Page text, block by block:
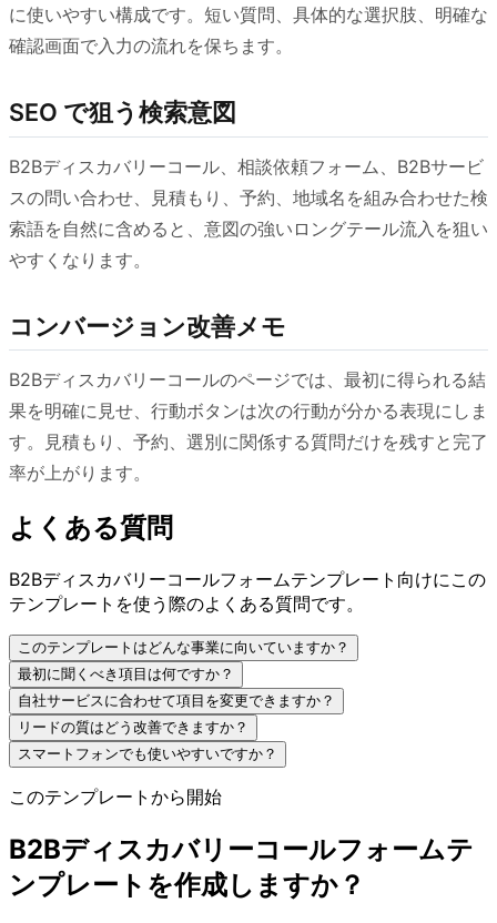
に使いやすい構成です。短い質問、具体的な選択肢、明確な
確認画面で入力の流れを保ちます。
SEO で狙う検索意図
B2Bディスカバリーコール、相談依頼フォーム、B2Bサービ
スの問い合わせ、見積もり、予約、地域名を組み合わせた検
索語を自然に含めると、意図の強いロングテール流入を狙い
やすくなります。
コンバージョン改善メモ
B2Bディスカバリーコールのページでは、最初に得られる結
果を明確に見せ、行動ボタンは次の行動が分かる表現にしま
す。見積もり、予約、選別に関係する質問だけを残すと完了
率が上がります。
よくある質問
B2Bディスカバリーコールフォームテンプレート向けにこの
テンプレートを使う際のよくある質問です。
このテンプレートはどんな事業に向いていますか？
最初に聞くべき項目は何ですか？
自社サービスに合わせて項目を変更できますか？
リードの質はどう改善できますか？
スマートフォンでも使いやすいですか？
このテンプレートから開始
B2Bディスカバリーコールフォームテ
ンプレートを作成しますか？